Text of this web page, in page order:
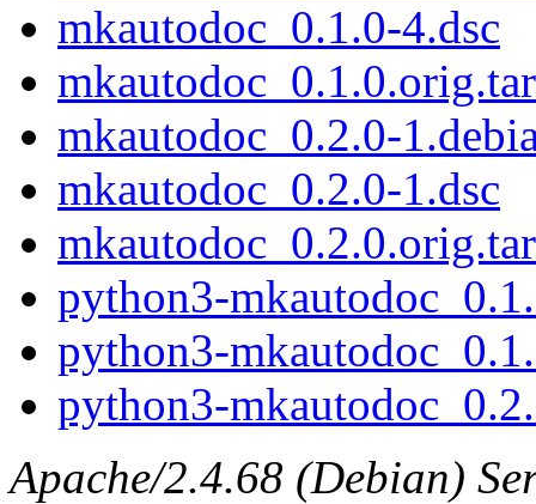
mkautodoc_0.1.0-4.dsc
mkautodoc_0.2.0-
mkautodoc_0.2.0-1.dsc
python3-
python3-
python3-
Apache/2.4.68 (Debian)